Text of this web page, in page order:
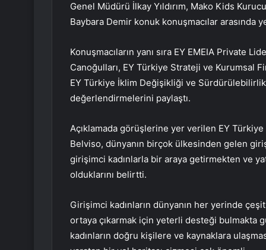
Genel Müdürü İlkay Yıldırım, Mako Kids
Baybara Demir konuk konuşmacılar arasında
Konuşmacıların yanı sıra EY EMEIA Private
Canoğulları, EY Türkiye Strateji ve Kurumsal
EY Türkiye İklim Değişikliği ve
değerlendirmelerini paylaştı.
Açıklamada görüşlerine yer verilen EY
Belviso, dünyanın birçok ülkesinden gelen
girişimci kadınlarla bir araya getirmekten ve
olduklarını belirtti.
Girişimci kadınların dünyanın her yerinde
ortaya çıkarmak için yeterli desteği bulmakta
kadınların doğru kişilere ve kaynaklara